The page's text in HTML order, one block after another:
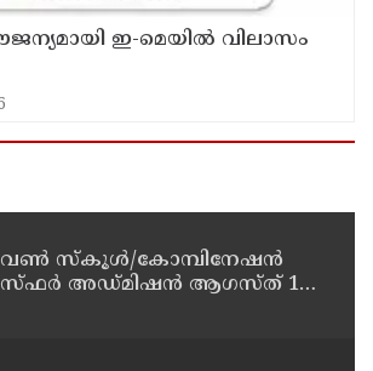
ഇ-മെയിൽ വിലാസം
വൺ സ്‌കൂൾ/കോമ്പിനേഷൻ
അഡ്മിഷൻ ആഗസ്ത് 10,